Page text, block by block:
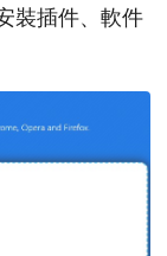
裝插件、軟件